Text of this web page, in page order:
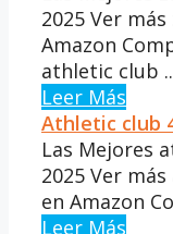
2025 Ver
Amazon
athletic club
Leer Más
Athletic club
Las Mejores
2025 Ver
en Amazon
Leer Más